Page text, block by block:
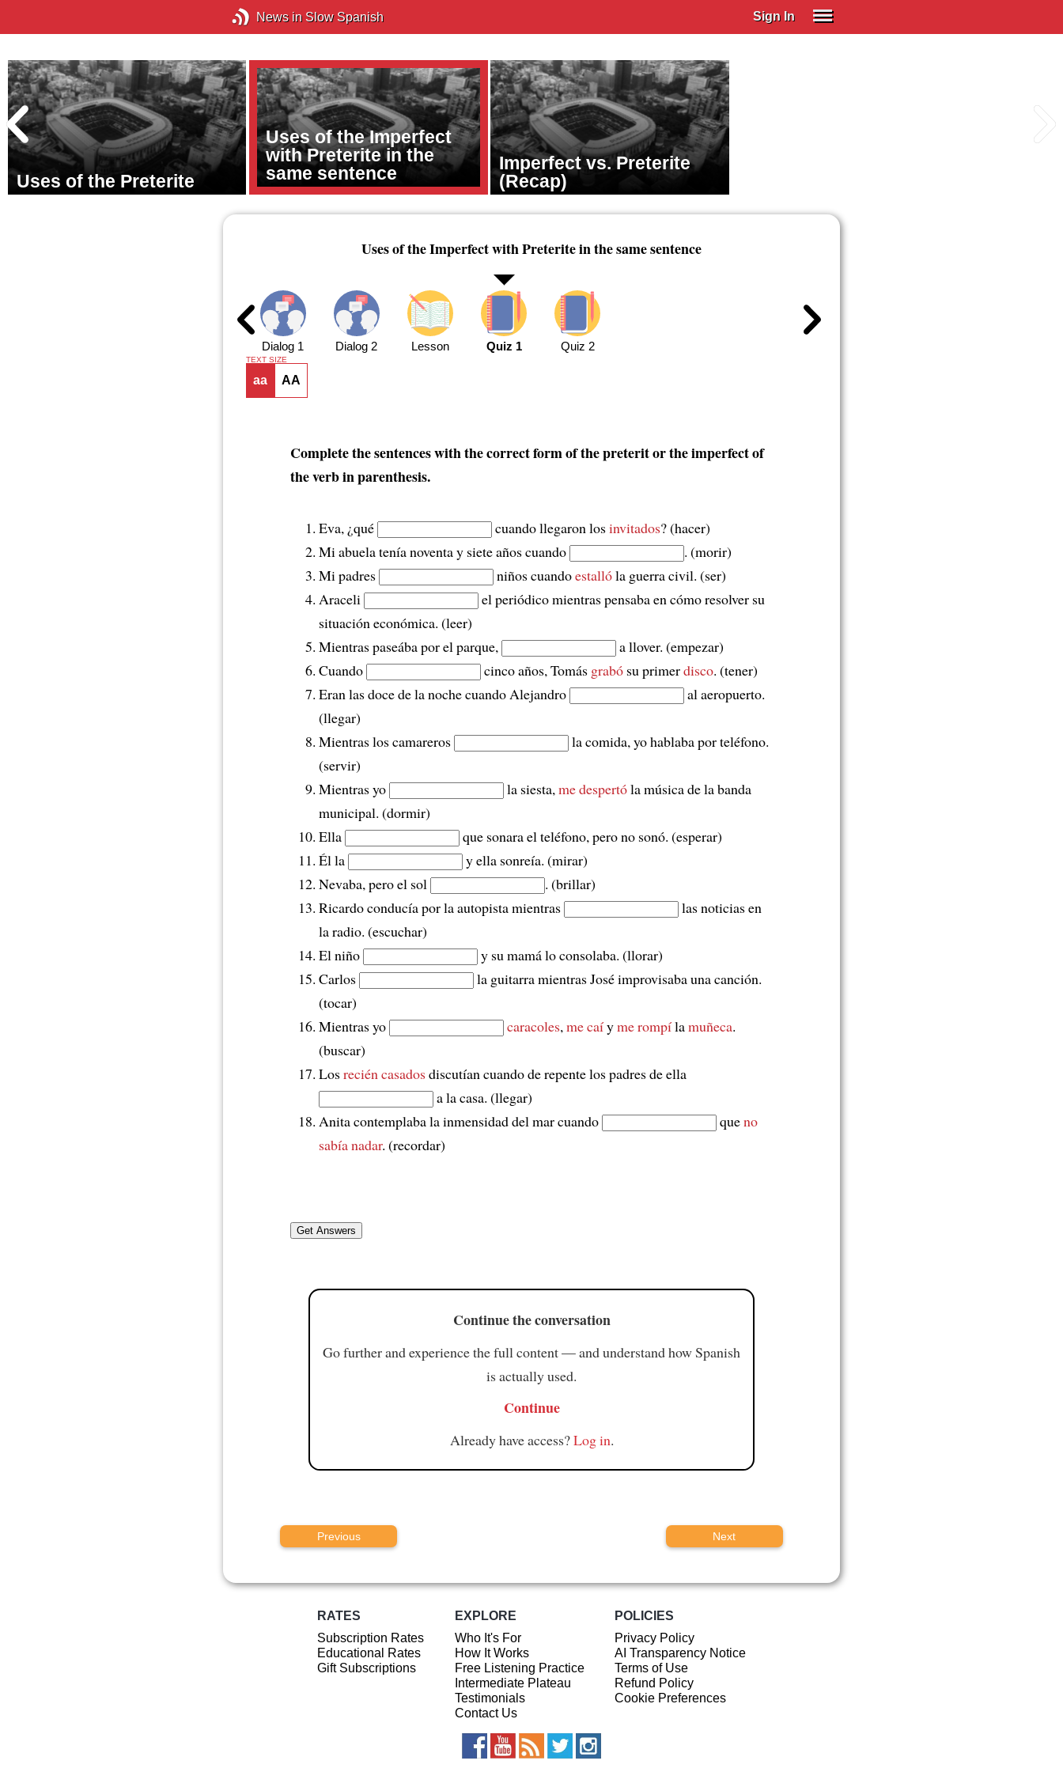
News in Slow Spanish Sign In
Uses of the Preterite
Uses of the Imperfect
with Preterite in the
same sentence
Imperfect vs. Preterite
(Recap)
Uses of the Imperfect with Preterite in the same sentence
Dialog 1 Dialog 2 Lesson Quiz 1 Quiz 2
TEXT SIZE
aa AA
Complete the sentences with the correct form of the preterit or the imperfect of
the verb in parenthesis.
Eva, ¿qué cuando llegaron losinvitados? (hacer)
Mi abuela tenía noventa y siete años cuando
. (morir)
Mi padres
niños cuandoestallóla guerra civil. (ser)
Araceli
el periódico mientras pensaba en cómo resolver su
situación económica. (leer)
Mientras paseába por el parque,
a llover. (empezar)
Cuando
cinco años, Tomás grabósu primerdisco. (tener)
Eran las doce de la noche cuando Alejandro
al aeropuerto.
(llegar)
Mientras los camareros
la comida, yo hablaba por teléfono.
(servir)
Mientras yo
la siesta,me despertóla música de la banda
municipal. (dormir)
Ella
que sonara el teléfono, pero no sonó. (esperar)
Él la
y ella sonreía. (mirar)
Nevaba, pero el sol
. (brillar)
Ricardo conducía por la autopista mientras
las noticias en
la radio. (escuchar)
El niño
y su mamá lo consolaba. (llorar)
Carlos
la guitarra mientras José improvisaba una canción.
(tocar)
Mientras yo
caracoles,me caíyme rompílamuñeca.
(buscar)
Losrecién casadosdiscutían cuando de repente los padres de ella
a la casa. (llegar)
Anita contemplaba la inmensidad del mar cuando
queno
sabía nadar. (recordar)
Continue the conversation
Go further and experience the full content — and understand how Spanish
is actually used.
Continue
Already have access?Log in.
Previous Next
RATES
Subscription Rates
Educational Rates
Gift Subscriptions
EXPLORE
Who It's For
How It Works
Free Listening Practice
Intermediate Plateau
Testimonials
Contact Us
POLICIES
Privacy Policy
AI Transparency Notice
Terms of Use
Refund Policy
Cookie Preferences